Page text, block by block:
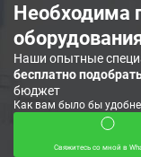
Необходима
Наши опытные
бесплатно
бюджет
Как вам было бы
Свяжитесь со мной в